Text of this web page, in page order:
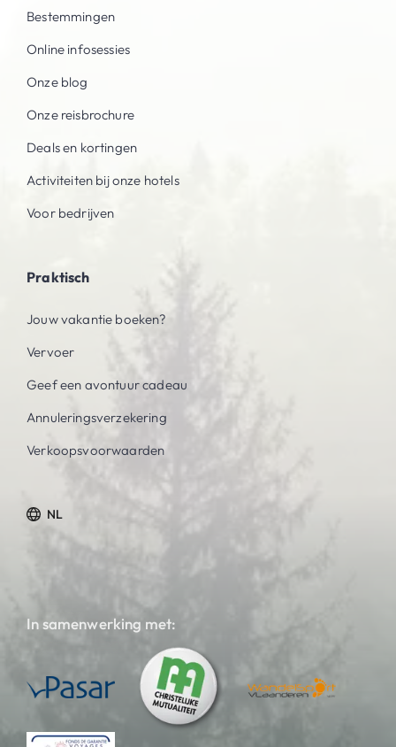
Bestemmingen
Online infosessies
Onze blog
Onze reisbrochure
Deals en kortingen
Activiteiten bij onze hotels
Voor bedrijven
Praktisch
Jouw vakantie boeken?
Vervoer
Geef een avontuur cadeau
Annuleringsverzekering
Verkoopsvoorwaarden
NL
In samenwerking met: